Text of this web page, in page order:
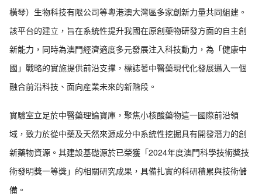
橫琴）生物科技有限公司等粵港澳大灣區多家創新力量共同組建。
該平台的建立，旨在系統性提升我國在原創藥物研發方面的自主創
新能力，同時為澳門經濟適度多元發展注入科技動力，為「健康中
國」戰略的實施提供前沿支撑，標誌著中醫藥現代化發展邁入一個
融合前沿科技、面向産業未來的新階段。
實驗室立足於中醫藥理論寶庫，聚焦小核酸藥物這一國際前沿領
域，致力於從中藥及天然來源成分中系統性挖掘具有開發潛力的創
新藥物資源。其建設基礎源於已榮獲「2024年度澳門科學技術獎技
術發明獎一等獎」的相關研究成果，具備扎實的科研積累與技術儲
備。